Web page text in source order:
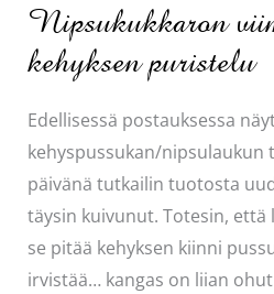
Nipsukukkaron
kehyksen puristelu
Edellisessä postauksessa
kehyspussukan/nipsulaukun
päivänä tutkailin tuotosta
täysin kuivunut. Totesin, että
se pitää kehyksen kiinni
irvistää… kangas on liian